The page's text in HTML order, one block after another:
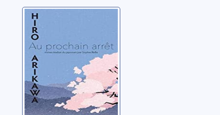
Au prochain
arrêt
Arikawa, Hiro